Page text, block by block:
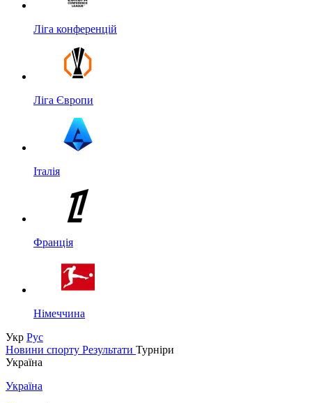
Ліга конференцій
Ліга Європи
Італія
Франція
Німеччина
Укр Рус
Новини спорту Результати Турніри
Україна
Україна